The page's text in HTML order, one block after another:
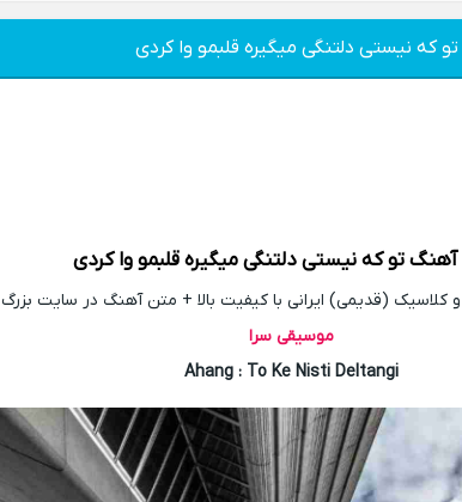
که نیستی دلتنگی میگیره قلبمو وا کردی
آهنگ تو که نیستی دلتنگی میگیره قلبمو وا کردی
(قدیمی) ایرانی با کیفیت بالا + متن آهنگ در سایت بزرگ
موسیقی سرا
Ahang : To Ke Nisti Deltangi